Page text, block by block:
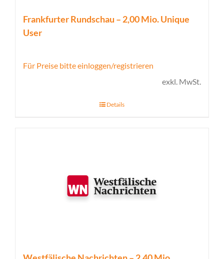
Frankfurter Rundschau – 2,00 Mio. Unique
User
Für Preise bitte einloggen/registrieren
exkl. MwSt.
Details